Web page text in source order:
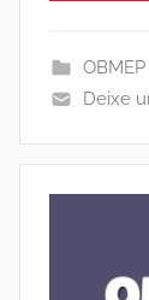
OBMEP
Deixe